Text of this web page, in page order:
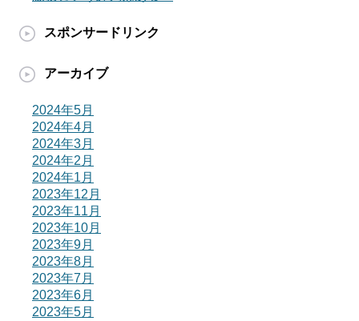
スポンサードリンク
アーカイブ
2024年5月
2024年4月
2024年3月
2024年2月
2024年1月
2023年12月
2023年11月
2023年10月
2023年9月
2023年8月
2023年7月
2023年6月
2023年5月